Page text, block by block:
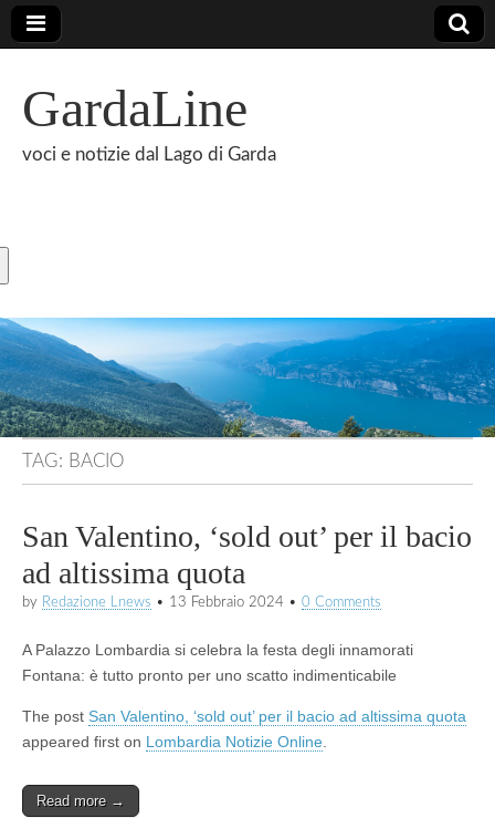
GardaLine
voci e notizie dal Lago di Garda
TAG: BACIO
San Valentino, ‘sold out’ per il bacio
ad altissima quota
by Redazione Lnews • 13 Febbraio 2024 • 0 Comments
A Palazzo Lombardia si celebra la festa degli innamorati
Fontana: è tutto pronto per uno scatto indimenticabile
The post San Valentino, ‘sold out’ per il bacio ad altissima quota
appeared first on Lombardia Notizie Online
Read more →